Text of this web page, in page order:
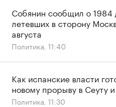
Собянин сообщил о 1984
летевших в сторону
августа
Политика, 11:40
Как испанские власти
новому прорыву в Сеуту
Политика, 11:30